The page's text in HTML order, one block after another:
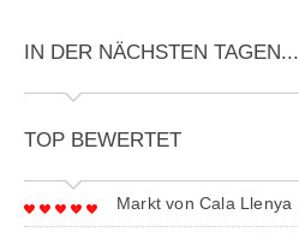
IN DER NÄCHSTEN TAGEN...
TOP BEWERTET
Markt von Cala Llenya